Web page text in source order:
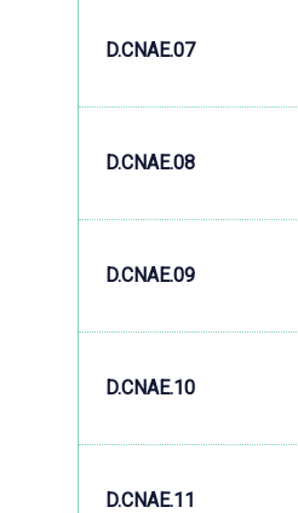
D.CNAE.07
D.CNAE.08
D.CNAE.09
D.CNAE.10
D.CNAE.11